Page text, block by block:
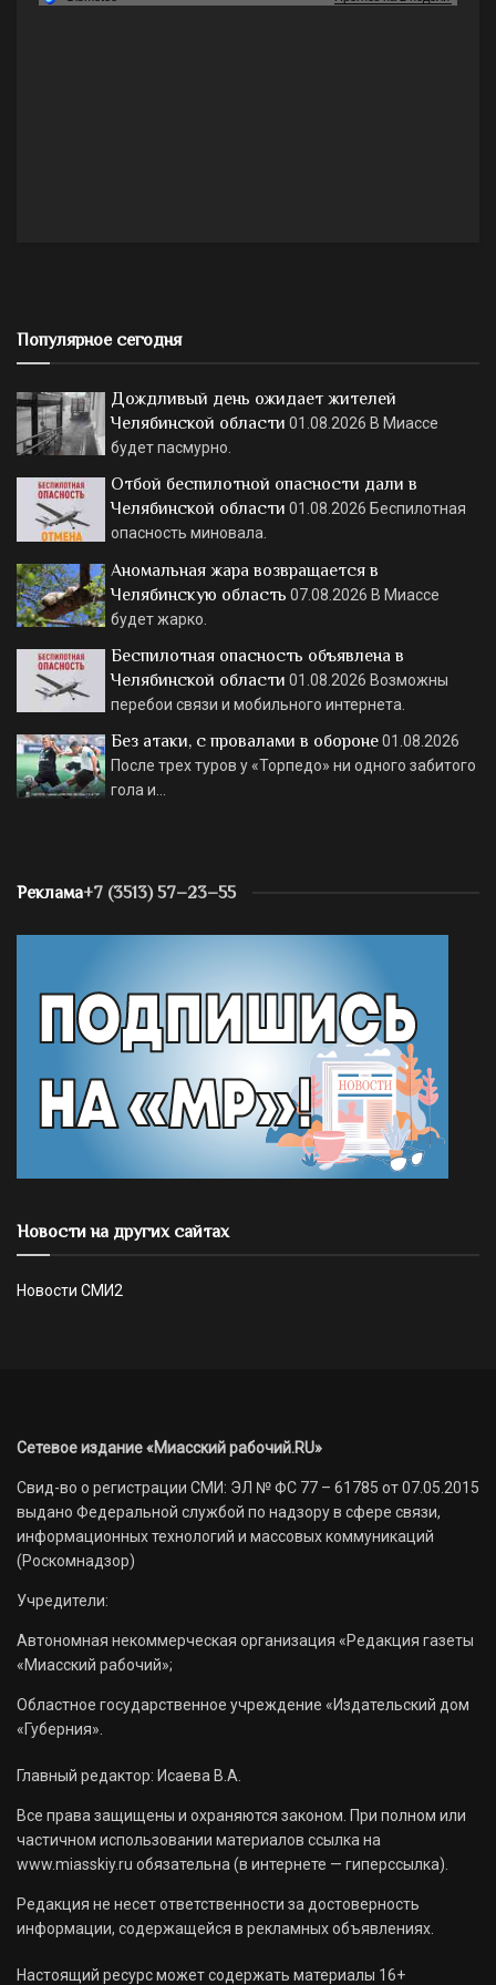
Популярное сегодня
Дождливый день ожидает жителей
Челябинской области 01.08.2026 В Миассе
будет пасмурно.
Отбой беспилотной опасности дали в
Челябинской области 01.08.2026 Беспилотная
опасность миновала.
Аномальная жара возвращается в
Челябинскую область 07.08.2026 В Миассе
будет жарко.
Беспилотная опасность объявлена в
Челябинской области 01.08.2026 Возможны
перебои связи и мобильного интернета.
Без атаки, с провалами в обороне01.08.2026
После трех туров у «Торпедо» ни одного забитого
гола и…
Реклама+7 (3513) 57–23–55
Новости на других сайтах
Новости СМИ2
Сетевое издание «Миасский рабочий.RU»
Свид-во о регистрации СМИ: ЭЛ № ФС 77 – 61785 от 07.05.2015
выдано Федеральной службой по надзору в сфере связи,
информационных технологий и массовых коммуникаций
(Роскомнадзор)
Учредители:
Автономная некоммерческая организация «Редакция газеты
«Миасский рабочий»;
Областное государственное учреждение «Издательский дом
«Губерния».
Главный редактор: Исаева В.А.
Все права защищены и охраняются законом. При полном или
частичном использовании материалов ссылка на
www.miasskiy.ru обязательна (в интернете — гиперссылка).
Редакция не несет ответственности за достоверность
информации, содержащейся в рекламных объявлениях.
Настоящий ресурс может содержать материалы 16+